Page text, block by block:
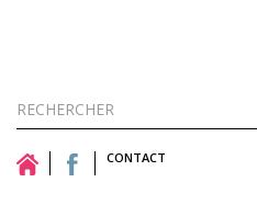
Formulaire
de
recherche
Rechercher CONTACT